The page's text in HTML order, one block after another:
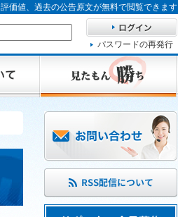
価値、過去の公告原文が無料で閲覧できます
パスワードの再発行